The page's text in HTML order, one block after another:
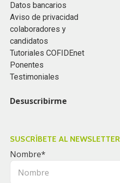
Datos bancarios
Aviso de privacidad
colaboradores y
candidatos
Tutoriales COFIDEnet
Ponentes
Testimoniales
Desuscribirme
SUSCRÍBETE AL NEWSLETTER
Nombre*